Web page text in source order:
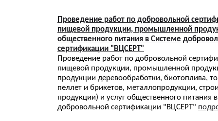
Проведение работ по добровольной
пищевой продукции, промышленной
общественного питания в Системе
сертификации "ВЦСЕРТ"
Проведение работ по добровольной
пищевой продукции, промышленной
продукции деревообработки, биотоплива,
пеллет и брикетов, металлопродукции,
продукции) и услуг общественного питания
добровольной сертификации "ВЦСЕРТ"